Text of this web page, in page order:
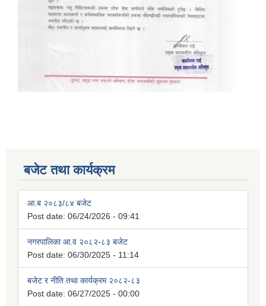
बजेट तथा कार्यक्रम
आ.ब २०८३/८४ बजेट
Post date: 06/24/2026 - 09:41
नगरपालिका आ.व २०८२-८३ बजेट
Post date: 06/30/2025 - 11:14
बजेट र नीति तथा कार्यक्रम २०८२-८३
Post date: 06/27/2025 - 00:00